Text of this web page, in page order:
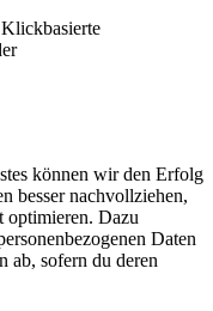
können wir den Erfolg
besser nachvollziehen,
optimieren. Dazu
Daten
ab, sofern du deren